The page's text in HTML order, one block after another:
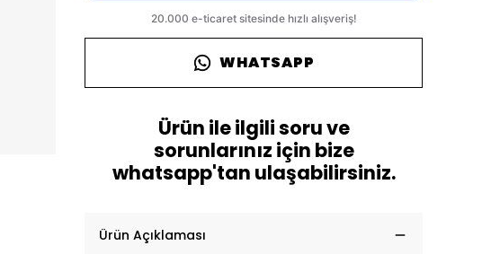
WHATSAPP
Ürün ile ilgili soru ve
sorunlarınız için bize
whatsapp'tan ulaşabilirsiniz.
Ürün Açıklaması